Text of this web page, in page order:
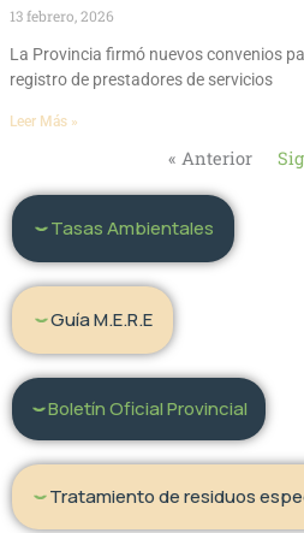
13 febrero, 2026
La Provincia firmó nuevos convenios
registro de prestadores de servicios
Leer Más »
« Anterior
Tasas Ambientales
Guía M.E.R.E
Boletín Oficial Provincial
Tratamiento de residuos